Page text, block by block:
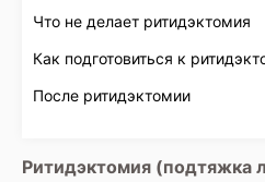
Что не делает ритидэктомия
Как подготовиться к
После ритидэктомии
Ритидэктомия (подтяжка